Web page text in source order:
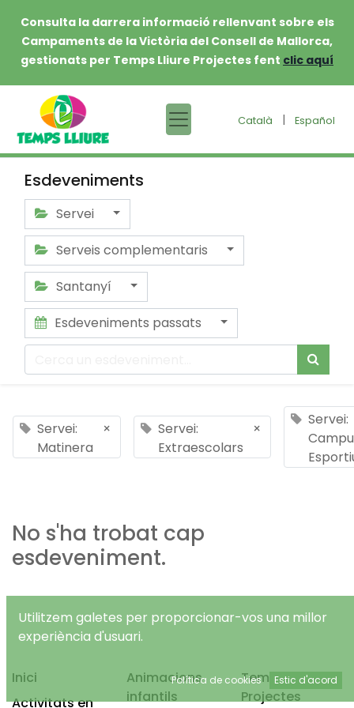
Consulta la darrera informació rellenvant sobre els
Campaments de la Victòria del Consell de Mallorca,
gestionats per Temps Lliure Projectes fent clic aquí
Català | Español
Esdeveniments
Servei
Serveis complementaris
Santanyí
Esdeveniments passats
Servei:
Matinera
×
Servei:
Extraescolars
×
Servei:
No s'ha trobat cap
esdeveniment.
Inici
Activitats en
Animacions
infantils
Temps Lliure
Projectes
Utilitzem galetes per proporcionar-vos una millor
experiència d'usuari.
Política de cookies Estic d'acord